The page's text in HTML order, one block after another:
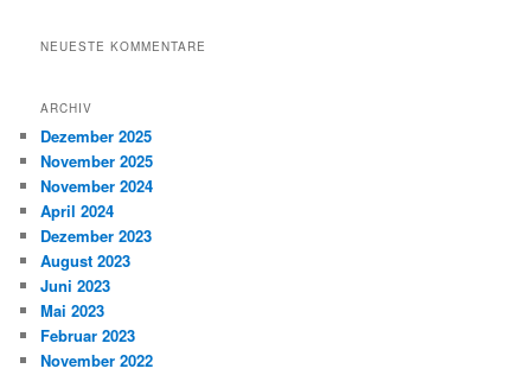
NEUESTE KOMMENTARE
ARCHIV
Dezember 2025
November 2025
November 2024
April 2024
Dezember 2023
August 2023
Juni 2023
Mai 2023
Februar 2023
November 2022